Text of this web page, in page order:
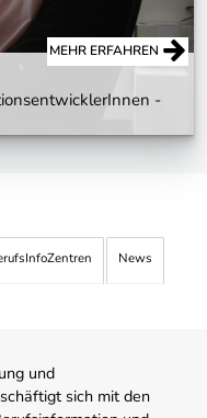
-
MEHR ERFAHREN
News
und
sich mit den